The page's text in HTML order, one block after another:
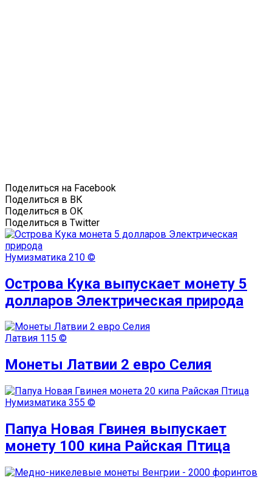
Поделиться на Facebook
Поделиться в ВК
Поделиться в ОК
Поделиться в Twitter
Нумизматика 210 ©
Острова Кука выпускает монету 5
долларов Электрическая природа
Латвия 115 ©
Монеты Латвии 2 евро Селия
Нумизматика 355 ©
Папуа Новая Гвинея выпускает
монету 100 кина Райская Птица